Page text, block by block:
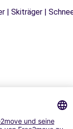
| Skiträger |